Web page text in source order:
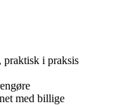
praktisk i praksis
med billige